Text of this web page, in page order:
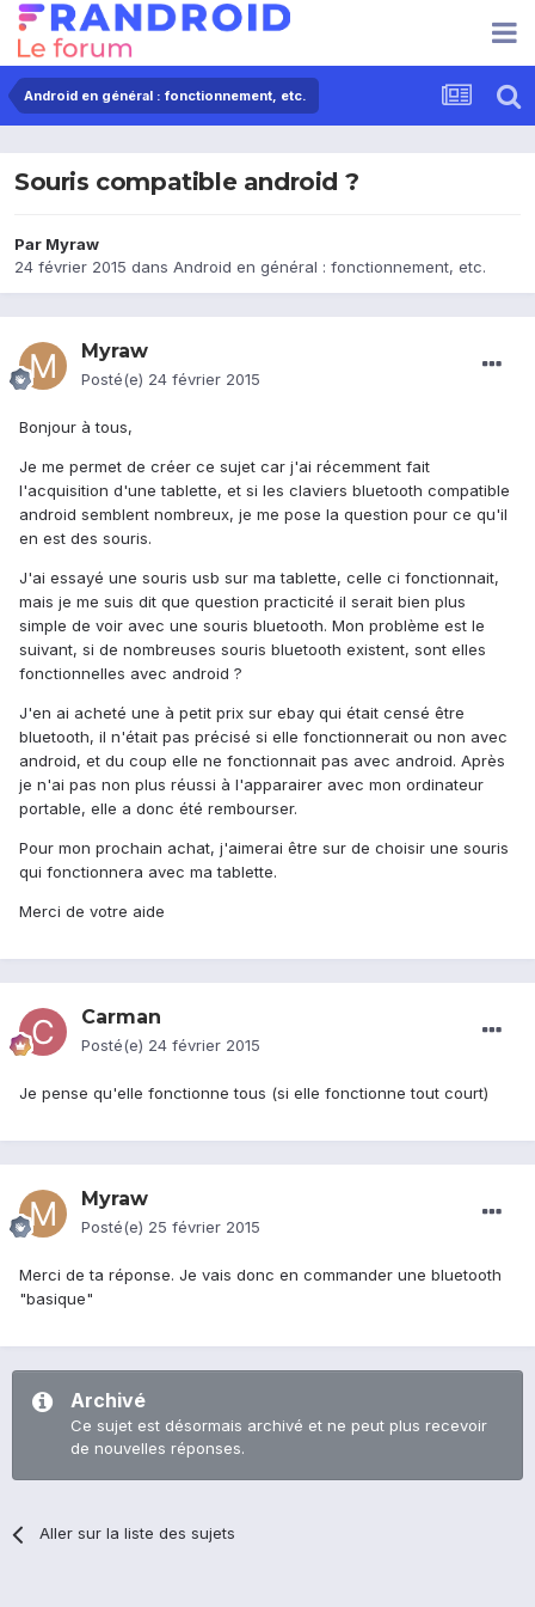
Android en général : fonctionnement, etc.
Souris compatible android ?
Par Myraw
24 février 2015 dans Android en général : fonctionnement, etc.
Myraw
Posté(e) 24 février 2015
Bonjour à tous,
Je me permet de créer ce sujet car j'ai récemment fait
l'acquisition d'une tablette, et si les claviers bluetooth compatible
android semblent nombreux, je me pose la question pour ce qu'il
en est des souris.
J'ai essayé une souris usb sur ma tablette, celle ci fonctionnait,
mais je me suis dit que question practicité il serait bien plus
simple de voir avec une souris bluetooth. Mon problème est le
suivant, si de nombreuses souris bluetooth existent, sont elles
fonctionnelles avec android ?
J'en ai acheté une à petit prix sur ebay qui était censé être
bluetooth, il n'était pas précisé si elle fonctionnerait ou non avec
android, et du coup elle ne fonctionnait pas avec android. Après
je n'ai pas non plus réussi à l'apparairer avec mon ordinateur
portable, elle a donc été rembourser.
Pour mon prochain achat, j'aimerai être sur de choisir une souris
qui fonctionnera avec ma tablette.
Merci de votre aide
Carman
Posté(e) 24 février 2015
Je pense qu'elle fonctionne tous (si elle fonctionne tout court)
Myraw
Posté(e) 25 février 2015
Merci de ta réponse. Je vais donc en commander une bluetooth
"basique"
Archivé
Ce sujet est désormais archivé et ne peut plus recevoir
de nouvelles réponses.
Aller sur la liste des sujets